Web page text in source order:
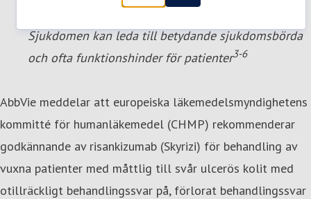
Sjukdomen kan leda till betydande sjukdomsbörda
och ofta funktionshinder för patienter3-6
AbbVie meddelar att europeiska läkemedelsmyndighetens
kommitté för humanläkemedel (CHMP) rekommenderar
godkännande av risankizumab (Skyrizi) för behandling av
vuxna patienter med måttlig till svår ulcerös kolit med
otillräckligt behandlingssvar på, förlorat behandlingssvar